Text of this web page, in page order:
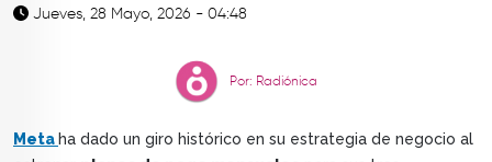
Jueves, 28 Mayo, 2026 - 04:48
Por: Radiónica
Meta ha dado un giro histórico en su estrategia de negocio al